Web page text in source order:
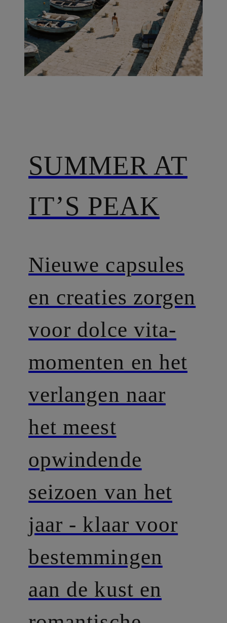
SUMMER AT
IT’S PEAK
Nieuwe capsules
en creaties zorgen
voor dolce vita-
momenten en het
verlangen naar
het meest
opwindende
seizoen van het
jaar - klaar voor
bestemmingen
aan de kust en